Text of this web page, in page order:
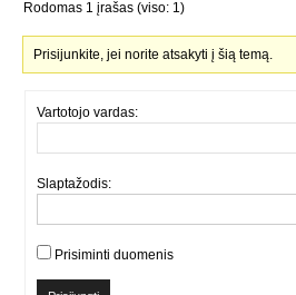
Rodomas 1 įrašas (viso: 1)
Prisijunkite, jei norite atsakyti į šią temą.
Vartotojo vardas:
Slaptažodis:
Prisiminti duomenis